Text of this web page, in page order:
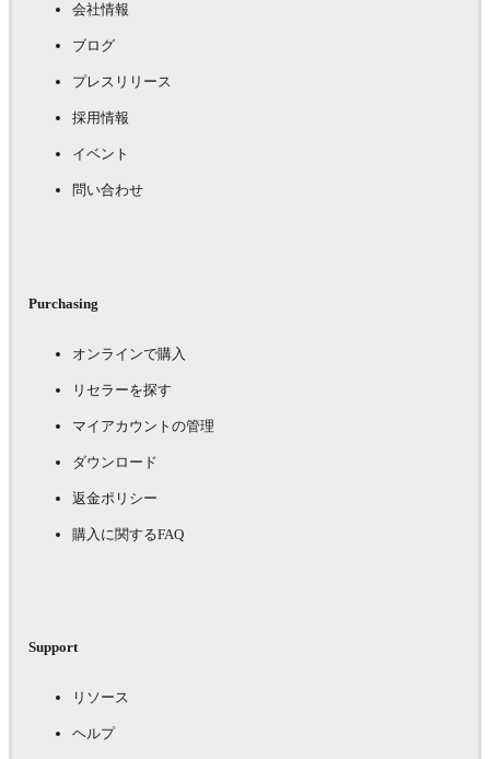
会社情報
ブログ
プレスリリース
採用情報
イベント
問い合わせ
Purchasing
オンラインで購入
リセラーを探す
マイアカウントの管理
ダウンロード
返金ポリシー
購入に関するFAQ
Support
リソース
ヘルプ